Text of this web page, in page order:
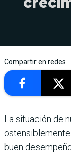
Compartir en redes
La situación de
buen